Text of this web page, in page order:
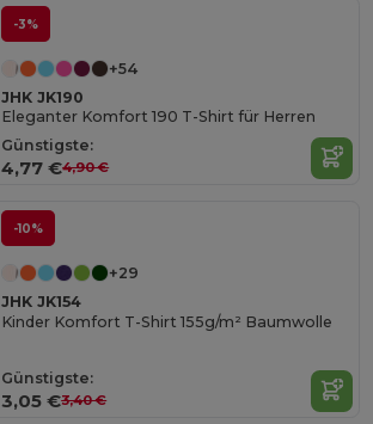
-3%
+54
JHK JK190
Eleganter Komfort 190 T-Shirt für Herren
Günstigste:
4,77 €4,90 €
-10%
+29
JHK JK154
Kinder Komfort T-Shirt 155g/m² Baumwolle
Günstigste:
3,05 €3,40 €